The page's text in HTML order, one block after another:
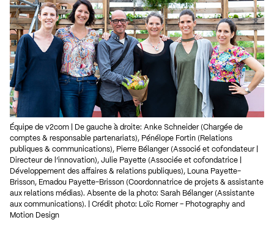
Équipe de v2com | De gauche à droite: Anke Schneider (Chargée de
comptes & responsable partenariats), Pénélope Fortin (Relations
publiques & communications), Pierre Bélanger (Associé et cofondateur |
Directeur de l’innovation), Julie Payette (Associée et cofondatrice |
Développement des affaires & relations publiques), Louna Payette-
Brisson, Emadou Payette-Brisson (Coordonnatrice de projets & assistante
aux relations médias). Absente de la photo: Sarah Bélanger (Assistante
aux communications). | Crédit photo: Loïc Romer – Photography and
Motion Design